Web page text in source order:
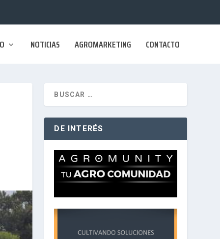
NOTICIAS AGROMARKETING CONTACTO
DE INTERÉS